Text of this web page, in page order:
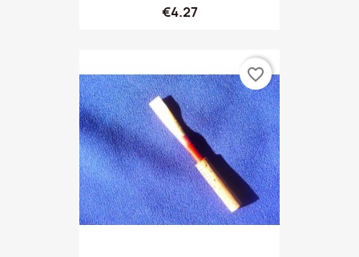
€4.27
favorite_border